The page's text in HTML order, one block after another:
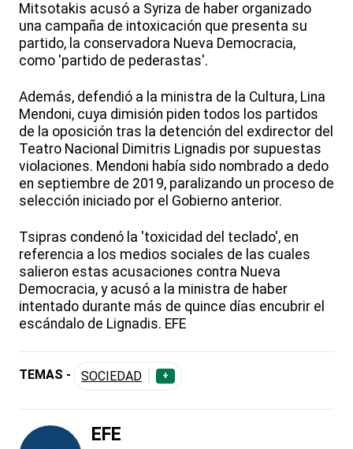
Mitsotakis acusó a Syriza de haber organizado
una campaña de intoxicación que presenta su
partido, la conservadora Nueva Democracia,
como 'partido de pederastas'.
Además, defendió a la ministra de la Cultura, Lina
Mendoni, cuya dimisión piden todos los partidos
de la oposición tras la detención del exdirector del
Teatro Nacional Dimitris Lignadis por supuestas
violaciones. Mendoni había sido nombrado a dedo
en septiembre de 2019, paralizando un proceso de
selección iniciado por el Gobierno anterior.
Tsipras condenó la 'toxicidad del teclado', en
referencia a los medios sociales de las cuales
salieron estas acusaciones contra Nueva
Democracia, y acusó a la ministra de haber
intentado durante más de quince días encubrir el
escándalo de Lignadis. EFE
TEMAS - SOCIEDAD +
EFE